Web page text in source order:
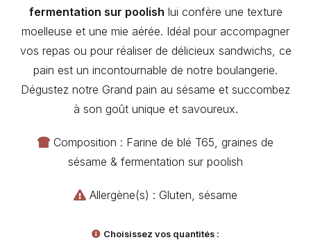
fermentation sur poolish lui confère une texture
moelleuse et une mie aérée. Idéal pour accompagner
vos repas ou pour réaliser de délicieux sandwichs, ce
pain est un incontournable de notre boulangerie.
Dégustez notre Grand pain au sésame et succombez
à son goût unique et savoureux.
Composition : Farine de blé T65, graines de
sésame & fermentation sur poolish
Allergène(s) : Gluten, sésame
Choisissez vos quantités :